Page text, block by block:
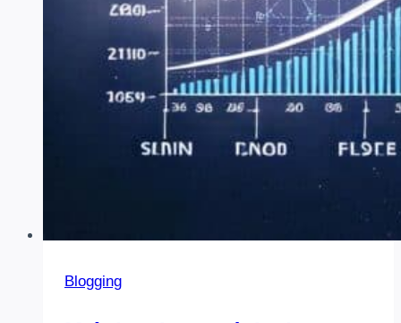
vie
privée
en
2025
🕵️‍♂️
Blogging